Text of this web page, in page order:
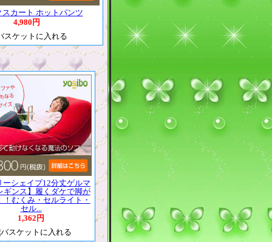
カート ホットパンツ
4,980円
ーシェイプ12分丈ゲルマ
ギンス】履くダケで脚が
！むくみ・セルライト・
セル...
1,362円